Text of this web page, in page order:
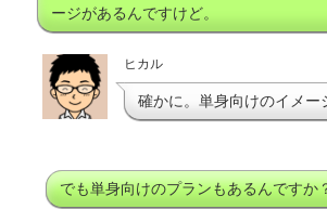
ージがあるんですけど。
ヒカル
確かに。単身向けのイメー
でも単身向けのプランもあるんですか